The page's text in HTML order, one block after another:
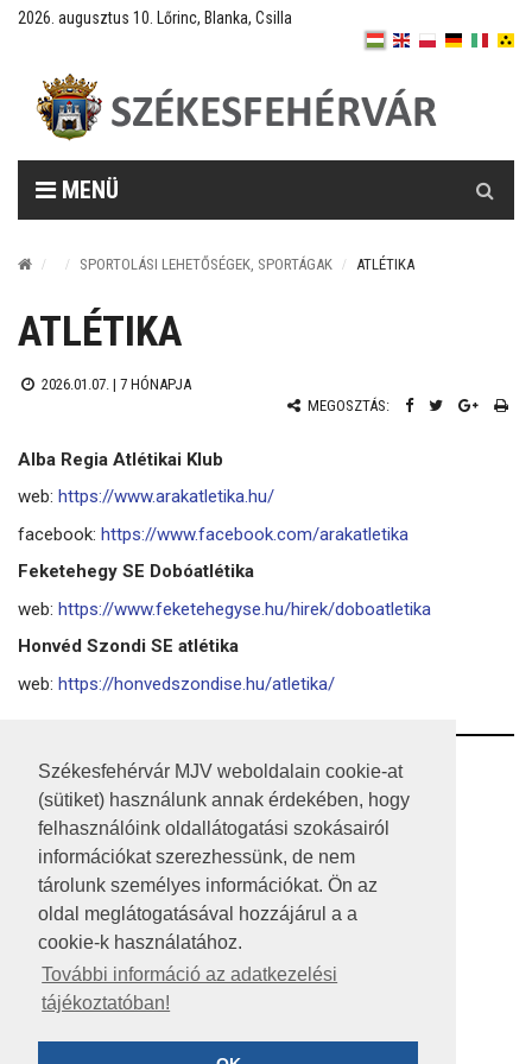
Székesfehérvár MJV weboldalain cookie-at
(sütiket) használunk annak érdekében, hogy
felhasználóink oldallátogatási szokásairól
információkat szerezhessünk, de nem
tárolunk személyes információkat. Ön az
oldal meglátogatásával hozzájárul a a
cookie-k használatához.
További információ az adatkezelési
tájékoztatóban!
2026. augusztus 10. Lőrinc, Blanka, Csilla
MENÜ
SPORTOLÁSI LEHETŐSÉGEK, SPORTÁGAK ATLÉTIKA
ATLÉTIKA
2026.01.07. | 7 HÓNAPJA
MEGOSZTÁS:
Alba Regia Atlétikai Klub
web: https://www.arakatletika.hu/
facebook: https://www.facebook.com/arakatletika
Feketehegy SE Dobóatlétika
web: https://www.feketehegyse.hu/hirek/doboatletika
Honvéd Szondi SE atlétika
web: https://honvedszondise.hu/atletika/
RSS
A HONLAP 2017.03.31-I ÁLLAPOTA
JOGI NYILATKOZAT
IMPRESSZUM
KÖZÉRDEKŰ ADATOK